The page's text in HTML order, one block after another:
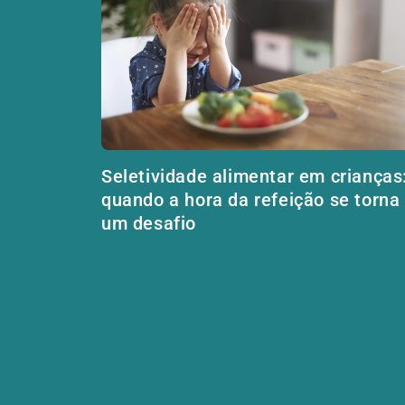
Seletividade alimentar em
quando a hora da refeição se torna
um desafio